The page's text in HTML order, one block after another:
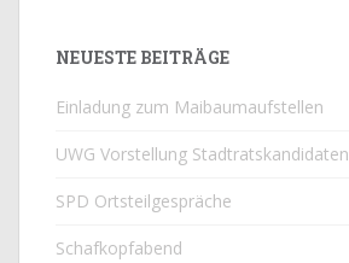
NEUESTE BEITRÄGE
Einladung zum Maibaumaufstellen
UWG Vorstellung Stadtratskandidaten
SPD Ortsteilgespräche
Schafkopfabend